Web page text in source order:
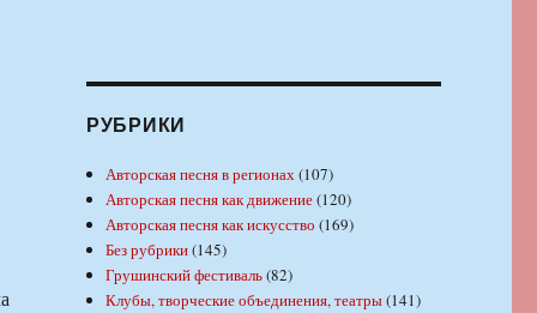
РУБРИКИ
Авторская песня в регионах(107)
Авторская песня как движение(120)
Авторская песня как искусство (169)
Без рубрики(145)
Грушинский фестиваль(82)
Клубы, творческие объединения, театры(141)